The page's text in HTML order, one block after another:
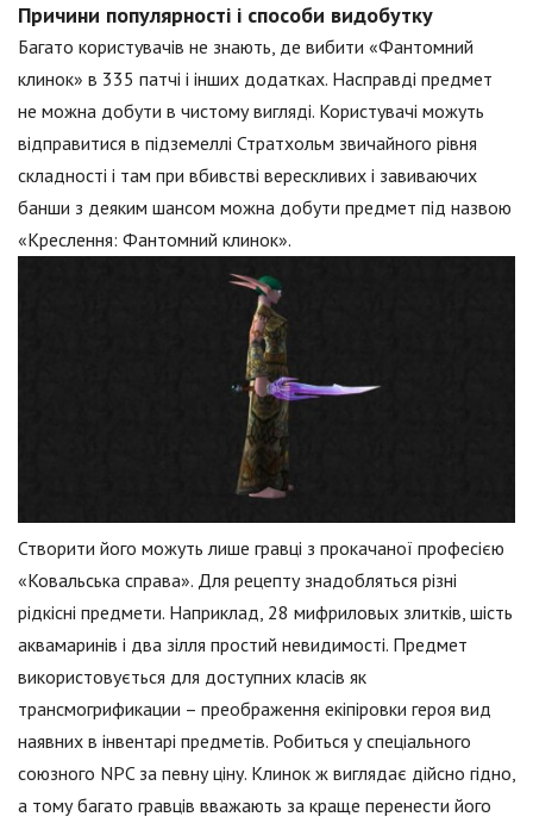
Причини популярності і способи видобутку
Багато користувачів не знають, де вибити «Фантомний
клинок» в 335 патчі і інших додатках. Насправді предмет
не можна добути в чистому вигляді. Користувачі можуть
відправитися в підземеллі Стратхольм звичайного рівня
складності і там при вбивстві верескливих і завиваючих
банши з деяким шансом можна добути предмет під назвою
«Креслення: Фантомний клинок».
Створити його можуть лише гравці з прокачаної професією
«Ковальська справа». Для рецепту знадобляться різні
рідкісні предмети. Наприклад, 28 мифриловых злитків, шість
аквамаринів і два зілля простий невидимості. Предмет
використовується для доступних класів як
трансмогрификации – преображення екіпіровки героя вид
наявних в інвентарі предметів. Робиться у спеціального
союзного NPC за певну ціну. Клинок ж виглядає дійсно гідно,
а тому багато гравців вважають за краще перенести його